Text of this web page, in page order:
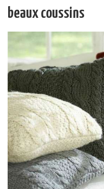
beaux coussins